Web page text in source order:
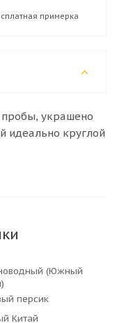
примерка
украшено
идеально круглой
(Южный
персик
Китай